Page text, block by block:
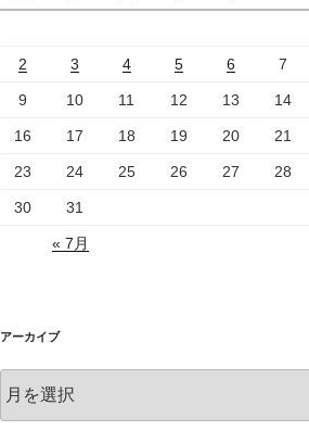
2 3 4 5 6 7
9 10 11 12 13 14
16 17 18 19 20 21
23 24 25 26 27 28
30 31
« 7月
アーカイブ
ー